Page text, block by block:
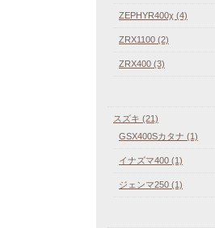
ZEPHYR400χ (4)
ZRX1100 (2)
ZRX400 (3)
スズキ (21)
GSX400Sカタナ (1)
イナズマ400 (1)
ジェンマ250 (1)